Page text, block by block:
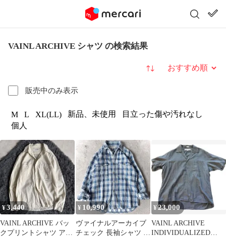
VAINL ARCHIVE シャツ の検索結果
販売中のみ表示
並び替え
M L XL(LL) 新品、未使用
目立った傷や汚れなし
個人
¥3,440
VAINL ARCHIVE バッ
クプリントシャツ アイ
¥ 10,990
ヴァイナルアーカイブ
チェック 長袖シャツ M
¥ 23,000
VAINL ARCHIVE
INDIVIDUALIZED